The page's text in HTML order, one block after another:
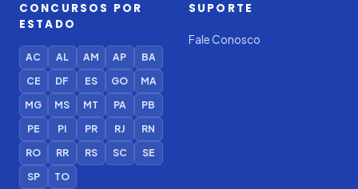
CONCURSOS POR
ESTADO
AC AL AM AP
BA
CE
DF ES GO
MA
MG
MS MT PA
PB
PE
PI PR RJ
RN
RO
RR RS SC
SE
SP
TO
SUPORTE
Fale Conosco